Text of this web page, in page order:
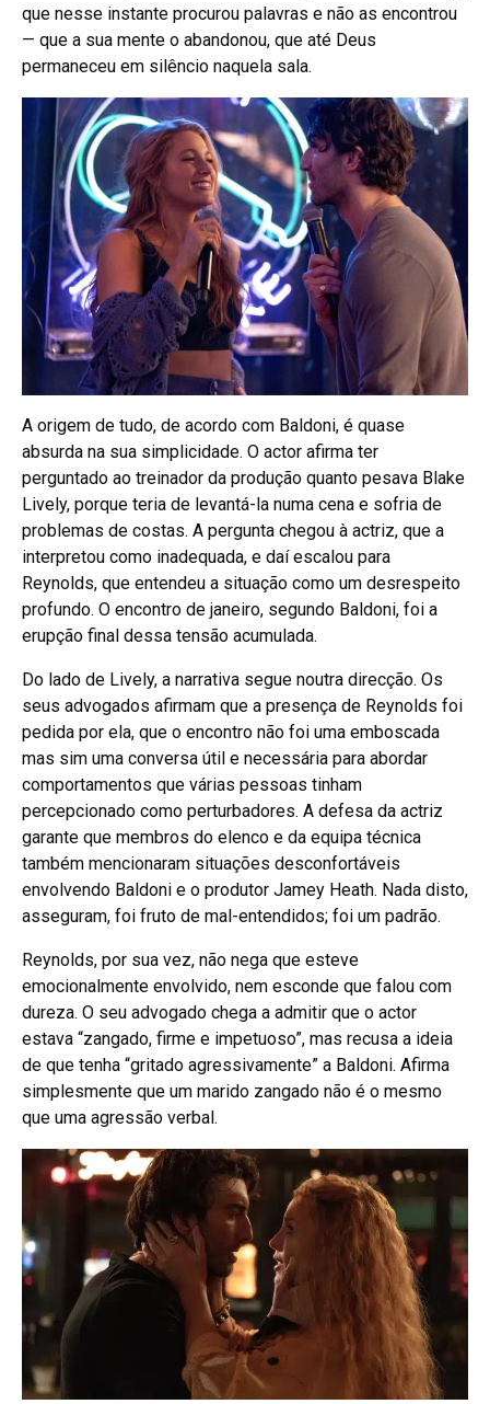
que nesse instante procurou palavras e não as encontrou
— que a sua mente o abandonou, que até Deus
permaneceu em silêncio naquela sala.
A origem de tudo, de acordo com Baldoni, é quase
absurda na sua simplicidade. O actor afirma ter
perguntado ao treinador da produção quanto pesava Blake
Lively, porque teria de levantá-la numa cena e sofria de
problemas de costas. A pergunta chegou à actriz, que a
interpretou como inadequada, e daí escalou para
Reynolds, que entendeu a situação como um desrespeito
profundo. O encontro de janeiro, segundo Baldoni, foi a
erupção final dessa tensão acumulada.
Do lado de Lively, a narrativa segue noutra direcção. Os
seus advogados afirmam que a presença de Reynolds foi
pedida por ela, que o encontro não foi uma emboscada
mas sim uma conversa útil e necessária para abordar
comportamentos que várias pessoas tinham
percepcionado como perturbadores. A defesa da actriz
garante que membros do elenco e da equipa técnica
também mencionaram situações desconfortáveis
envolvendo Baldoni e o produtor Jamey Heath. Nada disto,
asseguram, foi fruto de mal-entendidos; foi um padrão.
Reynolds, por sua vez, não nega que esteve
emocionalmente envolvido, nem esconde que falou com
dureza. O seu advogado chega a admitir que o actor
estava “zangado, firme e impetuoso”, mas recusa a ideia
de que tenha “gritado agressivamente” a Baldoni. Afirma
simplesmente que um marido zangado não é o mesmo
que uma agressão verbal.